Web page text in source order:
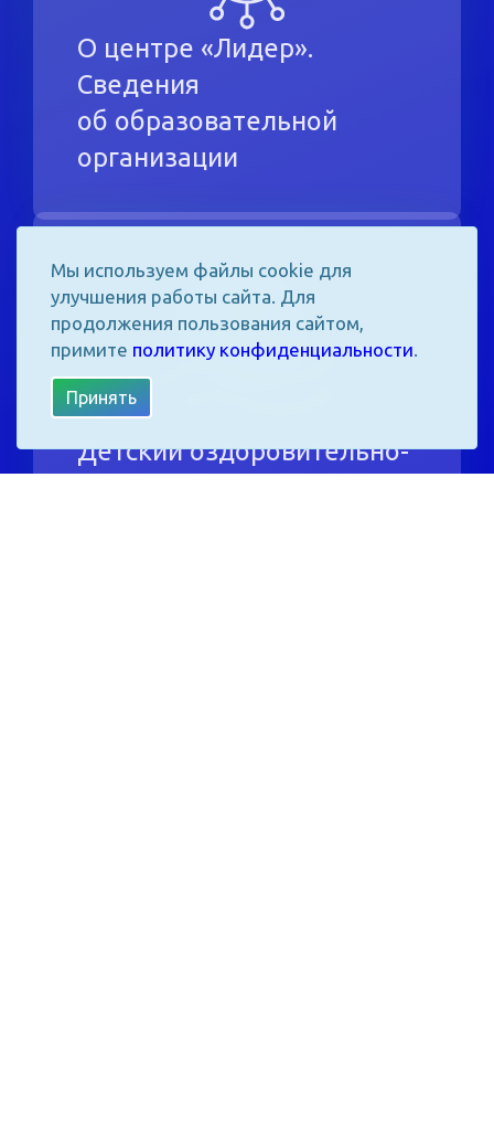
Мы используем файлы cookie для
улучшения работы сайта. Для
продолжения пользования сайтом,
примите политику конфиденциальности.
Принять
О центре «Лидер».
Сведения
об образовательной
организации
Детский оздоровительно-